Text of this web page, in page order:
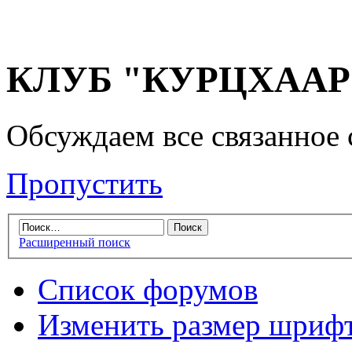
КЛУБ "КУРЦХААР"
Обсуждаем все
Пропустить
Расширенный поиск
Список форумов
Изменить размер